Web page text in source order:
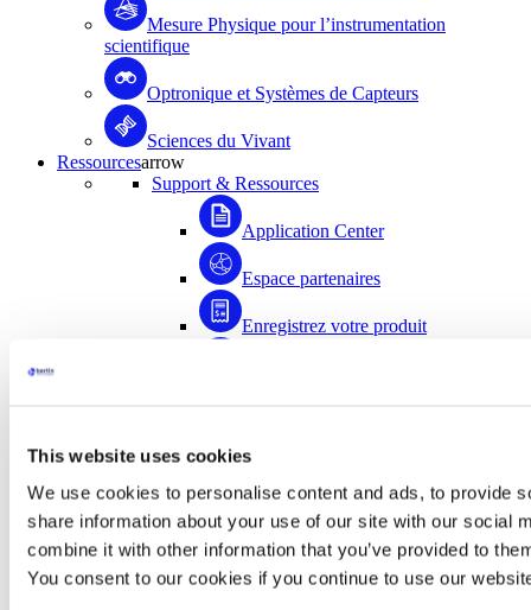
This website uses cookies
We use cookies to personalise content and ads, to provide
share information about your use of our site with our social
combine it with other information that you’ve provided to
You consent to our cookies if you continue to use our
Mesure Physique pour l’instrumentation
scientifique
Optronique et Systèmes de Capteurs
Sciences du Vivant
Ressourcesarrow
Support & Ressources
Application Center
Espace partenaires
Enregistrez votre produit
Application Center
Accédez à plus de 1500 documents scientifiques
rédigés avec la contribution de la communauté
d’utilisateurs de Bertin Instruments !